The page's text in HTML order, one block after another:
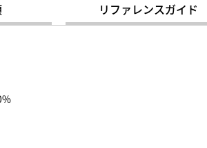
リファレンスガイド